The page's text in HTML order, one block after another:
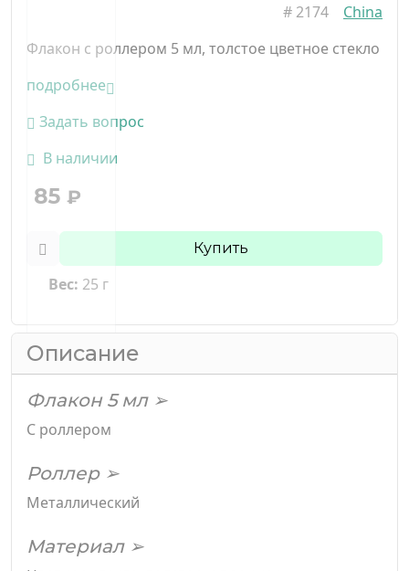
# 2174
China
Флакон с роллером 5 мл, толстое цветное стекло
подробнее
Задать вопрос
В наличии
85 ₽
Купить
Вес: 25 г
Описание
Флакон 5 мл ➢
С роллером
Роллер ➢
Металлический
Материал ➢